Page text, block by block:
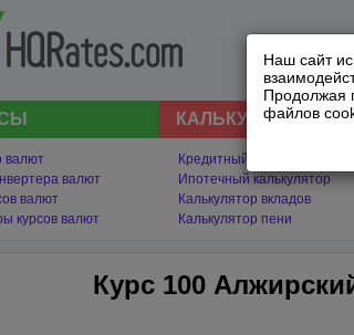
Наш сайт
Продолжая
файлов
валют
валют
валют
курсов валют
КАЛЬКУЛЯТОРЫ
Кредитный калькулятор
Ипотечный калькулятор
Калькулятор вкладов
Калькулятор пени
Курс 100